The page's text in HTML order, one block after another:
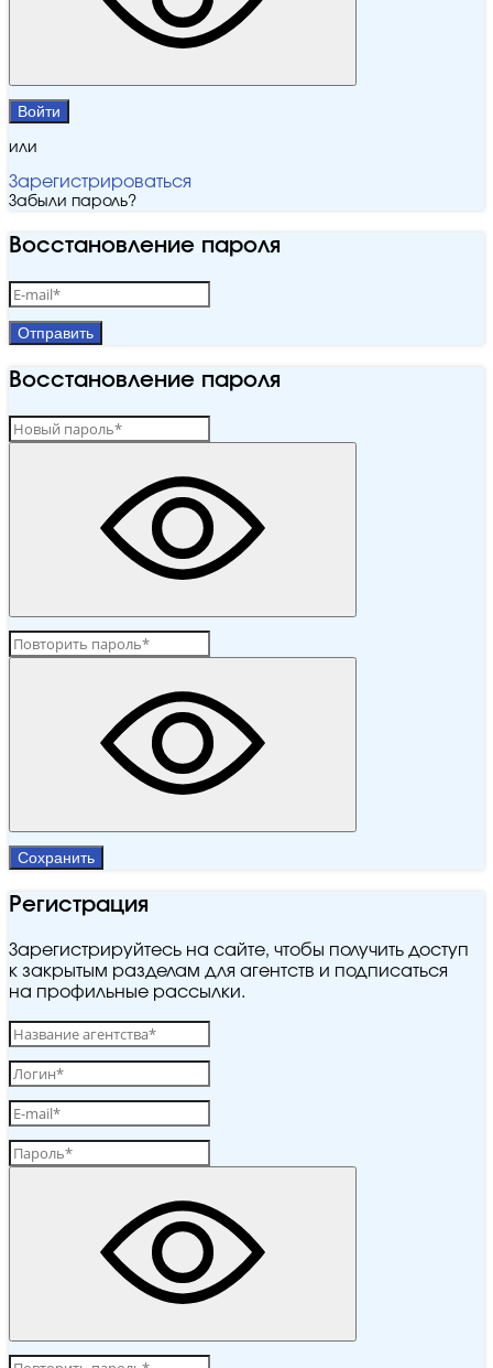
Войти
или
Зарегистрироваться
Забыли пароль?
Восстановление пароля
Отправить
Восстановление пароля
Сохранить
Регистрация
Зарегистрируйтесь на сайте, чтобы получить доступ
к закрытым разделам для агентств и подписаться
на профильные рассылки.